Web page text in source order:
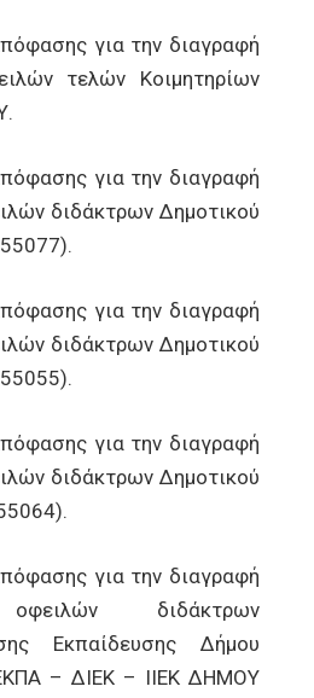
για την διαγραφή
τελών Κοιμητηρίων
για την διαγραφή
διδάκτρων Δημοτικού
για την διαγραφή
διδάκτρων Δημοτικού
για την διαγραφή
διδάκτρων Δημοτικού
για την διαγραφή
διδάκτρων
Εκπαίδευσης Δήμου
– ΔΙΕΚ – ΙΙΕΚ ΔΗΜΟΥ